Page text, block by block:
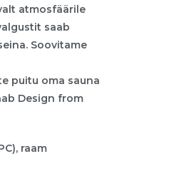
atmosfäärile
saab
Soovitame
puitu oma sauna
Design from
raam